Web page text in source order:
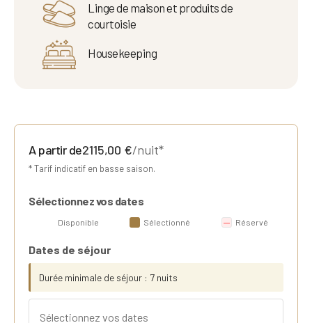
Linge de maison et produits de
courtoisie
Housekeeping
A partir de2115,00 €/nuit*
* Tarif indicatif en basse saison.
Sélectionnez vos dates
Disponible Sélectionné Réservé
Dates de séjour
Durée minimale de séjour : 7 nuits